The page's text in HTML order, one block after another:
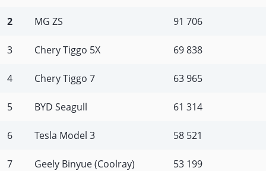
2 MG ZS 91 706
3 Chery Tiggo 5X 69 838
4 Chery Tiggo 7 63 965
5 BYD Seagull 61 314
6 Tesla Model 3 58 521
7 Geely Binyue (Coolray) 53 199